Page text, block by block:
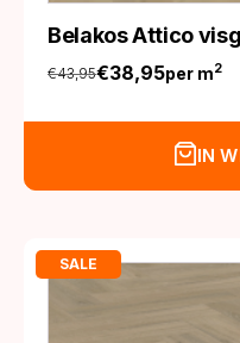
Belakos Attico
€43,95
Oorspronkelijke
prijs
€38,95
Huidige
prijs
per m2
IN
SALE